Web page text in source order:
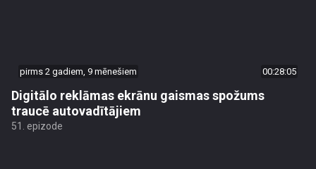
pirms 2 gadiem, 9 mēnešiem 00:28:05
Digitālo reklāmas ekrānu gaismas spožums
traucē autovadītājiem
51. epizode